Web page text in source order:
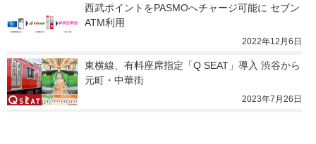
西武ポイントをPASMOへチャージ可能に セブン
ATM利用
2022年12月6日
東横線、有料座席指定「Q SEAT」導入 渋谷から
元町・中華街
2023年7月26日